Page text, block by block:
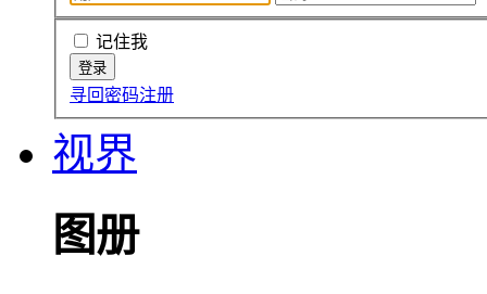
记住我
寻回密码注册
视界
图册